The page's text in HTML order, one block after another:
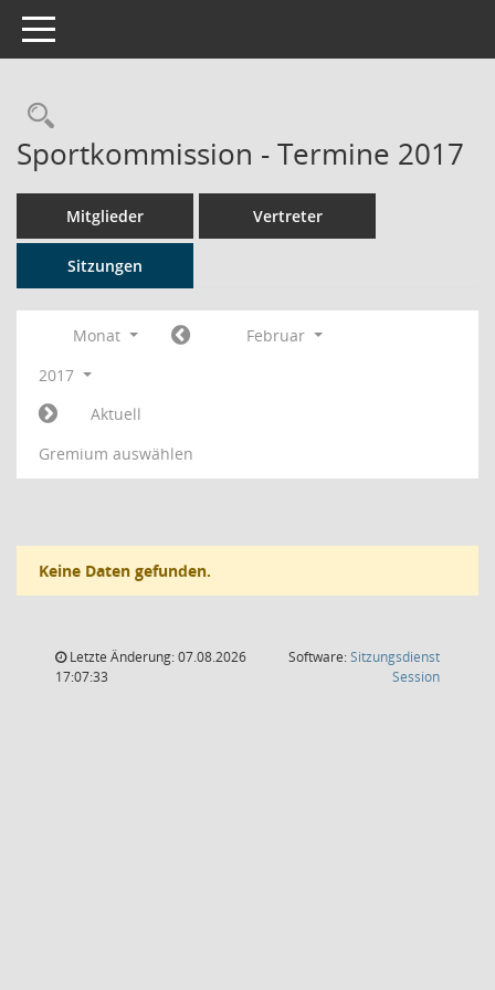
Toggle navigation
Rechercheauswahl
Sportkommission - Termine 2017
Mitglieder Vertreter
Sitzungen
Monat
Februar
2017
Aktuell
Gremium auswählen
Keine Daten gefunden.
Letzte Änderung: 07.08.2026
17:07:33
Software:Sitzungsdienst
Session(Wird in